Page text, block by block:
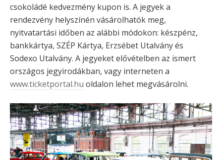
csokoládé kedvezmény kupon is. A jegyek a
rendezvény helyszínén vásárolhatók meg,
nyitvatartási időben az alábbi módokon: készpénz,
bankkártya, SZÉP Kártya, Erzsébet Utalvány és
Sodexo Utalvány. A jegyeket elővételben az ismert
országos jegyirodákban, vagy interneten a
www.ticketportal.hu oldalon lehet megvásárolni.